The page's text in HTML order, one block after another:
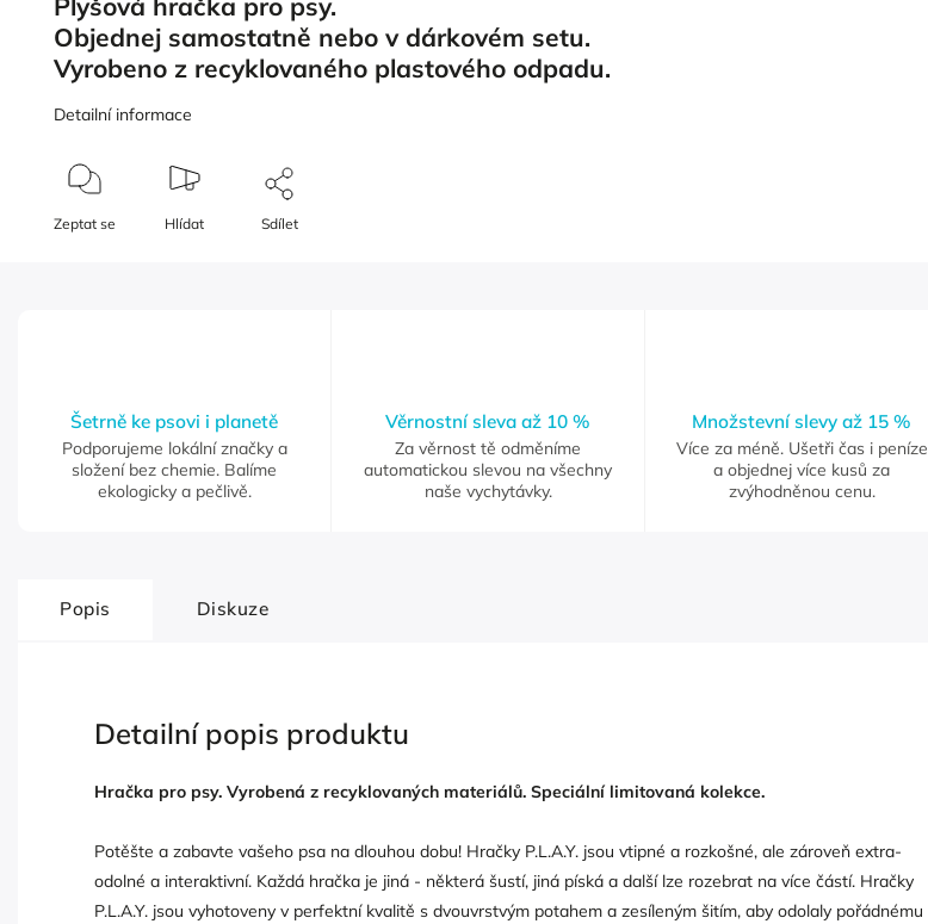
Objednej samostatně nebo v dárkovém setu.
Vyrobeno z recyklovaného plastového odpadu.
Detailní informace
Zeptat se Hlídat Sdílet
Šetrně ke psovi i planetě
Podporujeme lokální značky a
složení bez chemie. Balíme
ekologicky a pečlivě.
Věrnostní sleva až 10 %
Za věrnost tě odměníme
automatickou slevou na všechny
naše vychytávky.
Množstevní slevy až 15 %
Více za méně. Ušetři čas i peníze
a objednej více kusů za
zvýhodněnou cenu.
Popis Diskuze
Detailní popis produktu
Hračka pro psy. Vyrobená z recyklovaných materiálů. Speciální limitovaná kolekce.
Potěšte a zabavte vašeho psa na dlouhou dobu! Hračky P.L.A.Y. jsou vtipné a rozkošné, ale zároveň extra-
odolné a interaktivní. Každá hračka je jiná - některá šustí, jiná píská a další lze rozebrat na více částí. Hračky
P.L.A.Y. jsou vyhotoveny v perfektní kvalitě s dvouvrstvým potahem a zesíleným šitím, aby odolaly pořádnému